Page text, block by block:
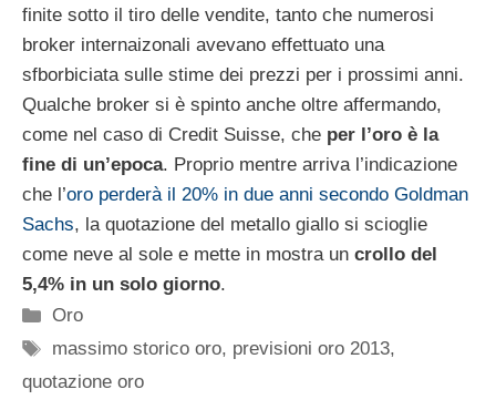
finite sotto il tiro delle vendite, tanto che numerosi
broker internaizonali avevano effettuato una
sfborbiciata sulle stime dei prezzi per i prossimi anni.
Qualche broker si è spinto anche oltre affermando,
come nel caso di Credit Suisse, che per l’oro è la
fine di un’epoca. Proprio mentre arriva l’indicazione
che l’oro perderà il 20% in due anni secondo Goldman
Sachs, la quotazione del metallo giallo si scioglie
come neve al sole e mette in mostra un crollo del
5,4% in un solo giorno.
Categorie
Oro
Tag
massimo storico oro, previsioni oro 2013,
quotazione oro